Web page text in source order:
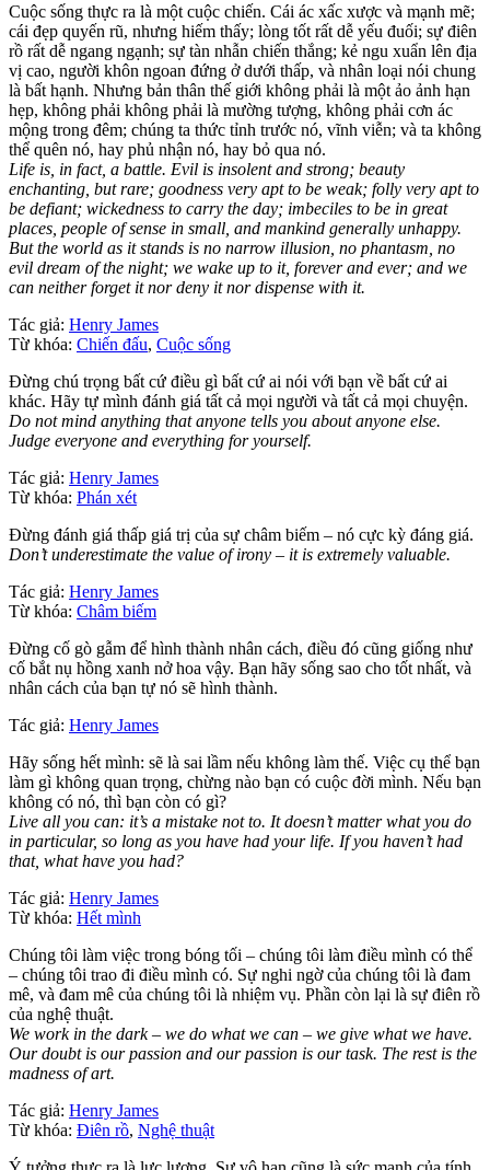
Cuộc sống thực ra là một cuộc chiến. Cái ác xấc xược và mạnh mẽ;
cái đẹp quyến rũ, nhưng hiếm thấy; lòng tốt rất dễ yếu đuối; sự điên
rồ rất dễ ngang ngạnh; sự tàn nhẫn chiến thắng; kẻ ngu xuẩn lên địa
vị cao, người khôn ngoan đứng ở dưới thấp, và nhân loại nói chung
là bất hạnh. Nhưng bản thân thế giới không phải là một ảo ảnh hạn
hẹp, không phải không phải là mường tượng, không phải cơn ác
mộng trong đêm; chúng ta thức tỉnh trước nó, vĩnh viễn; và ta không
thể quên nó, hay phủ nhận nó, hay bỏ qua nó.
Life is, in fact, a battle. Evil is insolent and strong; beauty
enchanting, but rare; goodness very apt to be weak; folly very apt to
be defiant; wickedness to carry the day; imbeciles to be in great
places, people of sense in small, and mankind generally unhappy.
But the world as it stands is no narrow illusion, no phantasm, no
evil dream of the night; we wake up to it, forever and ever; and we
can neither forget it nor deny it nor dispense with it.
Tác giả: Henry James
Từ khóa: Chiến đấu, Cuộc sống
Đừng chú trọng bất cứ điều gì bất cứ ai nói với bạn về bất cứ ai
khác. Hãy tự mình đánh giá tất cả mọi người và tất cả mọi chuyện.
Do not mind anything that anyone tells you about anyone else.
Judge everyone and everything for yourself.
Tác giả: Henry James
Từ khóa: Phán xét
Đừng đánh giá thấp giá trị của sự châm biếm – nó cực kỳ đáng giá.
Don’t underestimate the value of irony – it is extremely valuable.
Tác giả: Henry James
Từ khóa: Châm biếm
Đừng cố gò gẫm để hình thành nhân cách, điều đó cũng giống như
cố bắt nụ hồng xanh nở hoa vậy. Bạn hãy sống sao cho tốt nhất, và
nhân cách của bạn tự nó sẽ hình thành.
Tác giả: Henry James
Hãy sống hết mình: sẽ là sai lầm nếu không làm thế. Việc cụ thể bạn
làm gì không quan trọng, chừng nào bạn có cuộc đời mình. Nếu bạn
không có nó, thì bạn còn có gì?
Live all you can: it’s a mistake not to. It doesn’t matter what you do
in particular, so long as you have had your life. If you haven’t had
that, what have you had?
Tác giả: Henry James
Từ khóa: Hết mình
Chúng tôi làm việc trong bóng tối – chúng tôi làm điều mình có thể
– chúng tôi trao đi điều mình có. Sự nghi ngờ của chúng tôi là đam
mê, và đam mê của chúng tôi là nhiệm vụ. Phần còn lại là sự điên rồ
của nghệ thuật.
We work in the dark – we do what we can – we give what we have.
Our doubt is our passion and our passion is our task. The rest is the
madness of art.
Tác giả: Henry James
Từ khóa: Điên rồ, Nghệ thuật